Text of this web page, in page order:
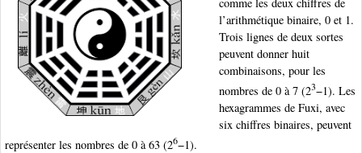
l’arithmétique binaire, 0 et 1.
Trois lignes de deux sortes
peuvent donner huit
combinaisons, pour les
nombres de 0 à 7 (23−1). Les
hexagrammes de Fuxi, avec
six chiffres binaires, peuvent
représenter les nombres de 0 à 63 (26−1).